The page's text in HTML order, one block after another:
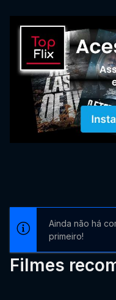
Ainda não há
primeiro!
Filmes